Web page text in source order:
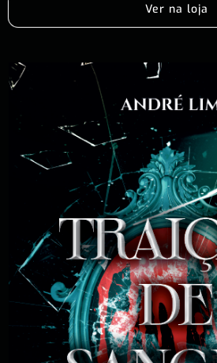
Ver na loja